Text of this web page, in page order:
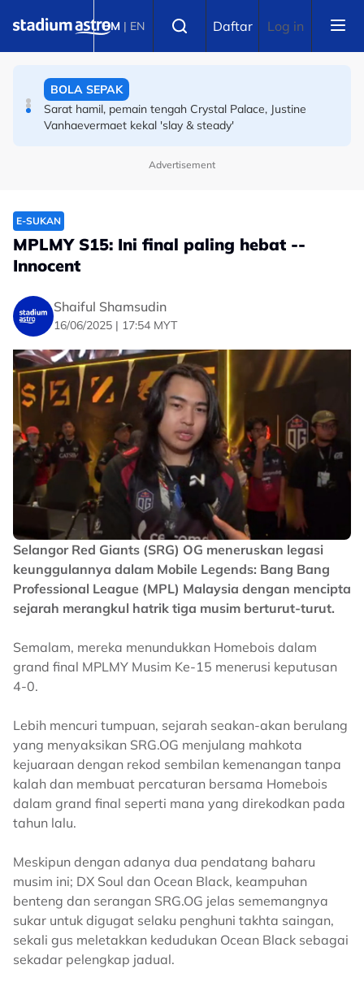
BM | EN Daftar Log in
Dekat Malaysia susah nak cari makanan sihat, jadi
BOLA SEPAK
Sarat hamil, pemain tengah Crystal Palace, Justine
Vanhaevermaet kekal 'slay & steady'
Advertisement
E-SUKAN
MPLMY S15: Ini final paling hebat --
Innocent
Shaiful Shamsudin
16/06/2025 | 17:54 MYT
Selangor Red Giants (SRG) OG meneruskan legasi
keunggulannya dalam Mobile Legends: Bang Bang
Professional League (MPL) Malaysia dengan mencipta
sejarah merangkul hatrik tiga musim berturut-turut.
Semalam, mereka menundukkan Homebois dalam
grand final MPLMY Musim Ke-15 menerusi keputusan
4-0.
Lebih mencuri tumpuan, sejarah seakan-akan berulang
yang menyaksikan SRG.OG menjulang mahkota
kejuaraan dengan rekod sembilan kemenangan tanpa
kalah dan membuat percaturan bersama Homebois
dalam grand final seperti mana yang direkodkan pada
tahun lalu.
Meskipun dengan adanya dua pendatang baharu
musim ini; DX Soul dan Ocean Black, keampuhan
benteng dan serangan SRG.OG jelas sememangnya
sukar untuk digugat selaku penghuni takhta saingan,
sekali gus meletakkan kedudukan Ocean Black sebagai
sekadar pelengkap jadual.